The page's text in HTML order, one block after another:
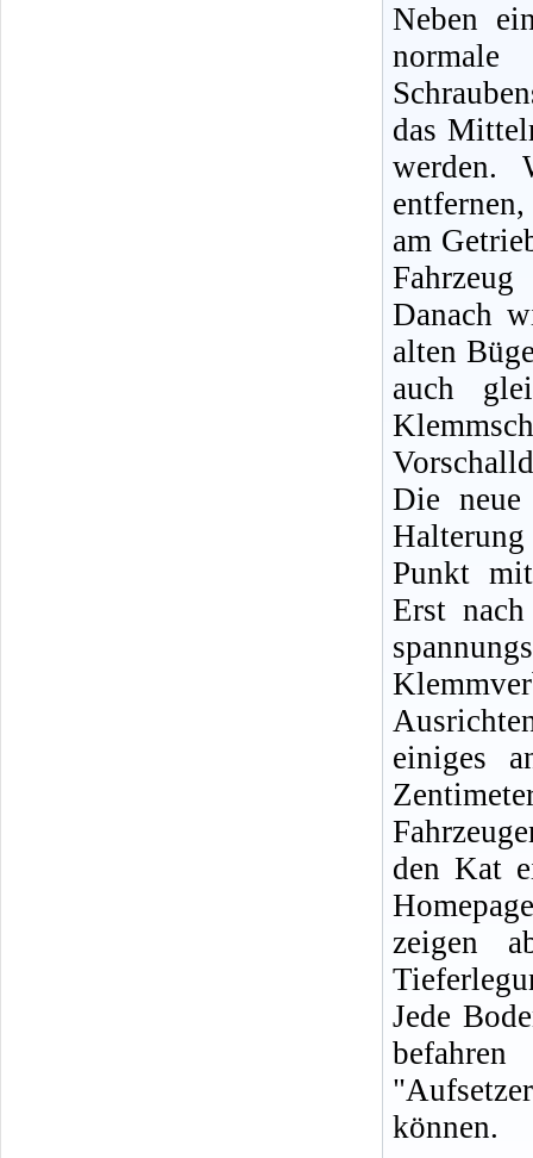
Neben
das
werden.
am
Danach
alten
auch
Die
Punkt
Erst
einiges
den Kat
zeigen
Jede
können.